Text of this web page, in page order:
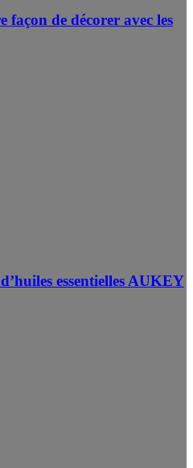
façon de décorer avec les
essentielles AUKEY